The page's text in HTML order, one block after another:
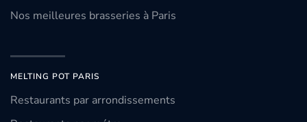
Nos meilleures brasseries à Paris
MELTING POT PARIS
Restaurants par arrondissements